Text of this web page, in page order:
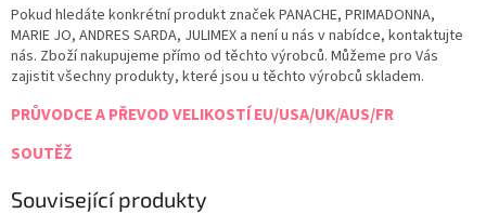
Pokud hledáte konkrétní produkt značek PANACHE, PRIMADONNA,
MARIE JO, ANDRES SARDA, JULIMEX a není u nás v nabídce, kontaktujte
nás. Zboží nakupujeme přímo od těchto výrobců. Můžeme pro Vás
zajistit všechny produkty, které jsou u těchto výrobců skladem.
PRŮVODCE A PŘEVOD VELIKOSTÍ EU/USA/UK/AUS/FR
SOUTĚŽ
Související produkty